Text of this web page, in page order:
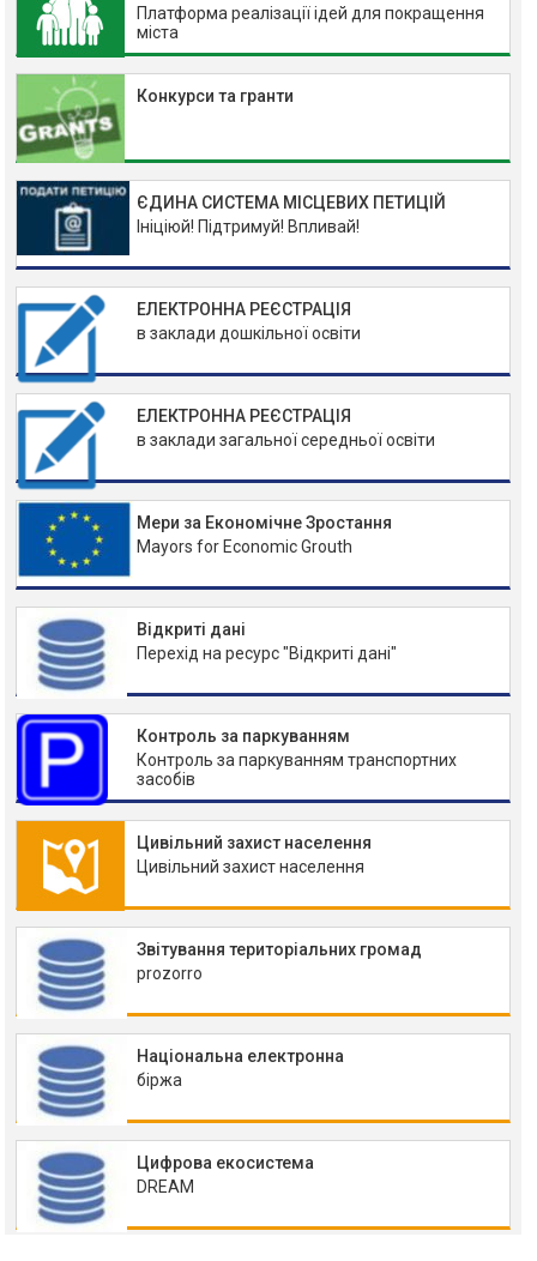
Платформа реалізації ідей для покращення
міста
Конкурси та гранти
ЄДИНА СИСТЕМА МІСЦЕВИХ ПЕТИЦІЙ
Ініціюй! Підтримуй! Впливай!
ЕЛЕКТРОННА РЕЄСТРАЦІЯ
в заклади дошкільної освіти
ЕЛЕКТРОННА РЕЄСТРАЦІЯ
в заклади загальної середньої освіти
Мери за Економічне Зростання
Mayors for Economic Grouth
Відкриті дані
Перехід на ресурс "Відкриті дані"
Контроль за паркуванням
Контроль за паркуванням транспортних
засобів
Цивільний захист населення
Цивільний захист населення
Звітування територіальних громад
prozorro
Національна електронна
біржа
Цифрова екосистема
DREAM